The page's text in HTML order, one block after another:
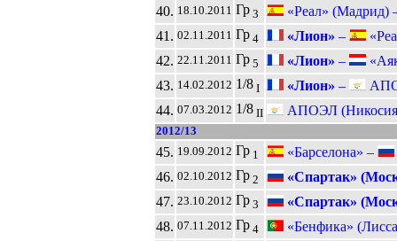
40. 18.10.2011 Гр3
«Реал» (Мадрид)
41. 02.11.2011 Гр4 «Лион» –
42. 22.11.2011 Гр5 «Лион» –
43. 14.02.2012 1/8I «Лион» –
44. 07.03.2012 1/8II АПОЭЛ
2012/13
45. 19.09.2012 Гр1 «Барселона» –
46. 02.10.2012 Гр2
«Спартак»
47. 23.10.2012 Гр3
«Спартак»
48. 07.11.2012 Гр4 «Бенфика»